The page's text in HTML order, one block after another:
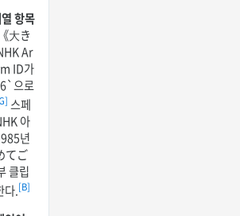
항목
大き
Ar
ID가
으로
스페
아
년
てご
클립
다.[B]